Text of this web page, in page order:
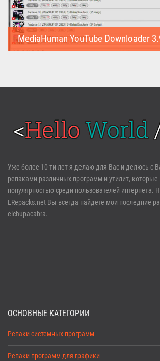
Войти
Регистрация
Забыли пароль?
Уже более 10-ти лет я делаю для Вас и делюсь с
репаками различных программ и утилит, которые
популярностью среди пользователей интернета.
LRepacks.net Вы всегда найдете мои последние
elchupacabra.
ОСНОВНЫЕ КАТЕГОРИИ
Репаки системных программ
Репаки программ для графики